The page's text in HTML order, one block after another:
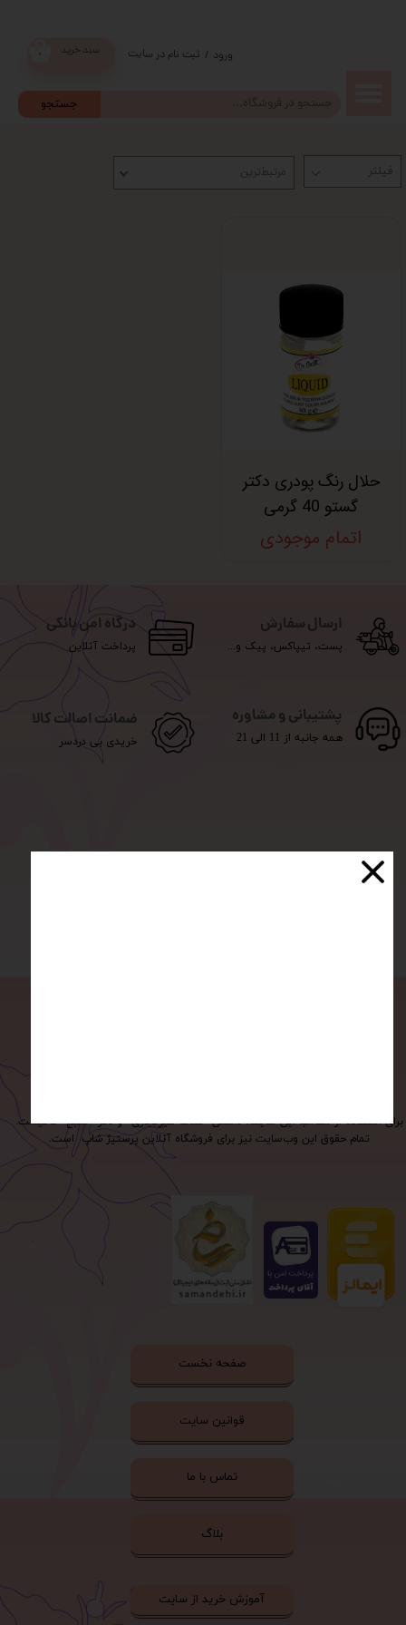
جستجو
سبد خرید ورود / ثبت نام در سایت
تغییر گذر مرتبط‌ترین
حلال رنگ پودری دکتر
گستو 40 گرمی
اتمام موجودی
برای استفاده از مطالب این سایت، داشتن «هدف غیرتجاری» و ذکر «منبع» کافیست.
تمام حقوق اين وب‌سايت نیز برای فروشگاه آنلاین پرستیژ شاپ است.
ارسال سفارش
پست، تیپاکس، پیک و...
درگاه امن بانکی
پرداخت آنلاین
پشتیبانی و مشاوره
همه جانبه از 11 الی 21
ضمانت اصالت کالا
خریدی بی دردسر
صفحه نخست
قوانین سایت
تماس با ما
بلاگ
آموزش خرید از سایت